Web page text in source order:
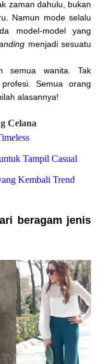
zaman dahulu, bukan
Namun mode selalu
model-model yang
menjadi sesuatu
semua wanita. Tak
Semua orang
alasannya!
Celana
Tampil Casual
Kembali Trend
beragam jenis